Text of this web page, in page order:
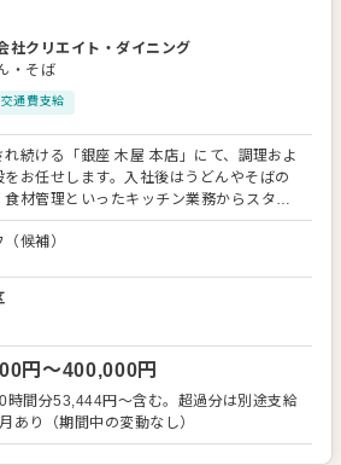
社クリエイト・ダイニング
・そば
交通費支給
れ続ける「銀座 木屋 本店」にて、調理およ
をお任せします。入社後はうどんやそばの
材管理といったキッチン業務からスター
て、売上や利益の管理、アルバイトスタッ
シフト作成などのマネジメント業務にも
おり、安定した経営基盤が強みです。その
権が大きく、販促活動の企画や実施な
アを店舗運営に活かせる自由度がありま
め幅広いジャンルを展開する企業だからこ
術と一生モノの経営ノウハウを同時に身
ポイント＞ 東証プライ
らではの安定した労働環境のもとで、現
る企業だからこそ、将来的なキャリアパス
候補）
円〜400,000円
間分53,444円～含む。超過分は別途支給
あり（期間中の変動なし）